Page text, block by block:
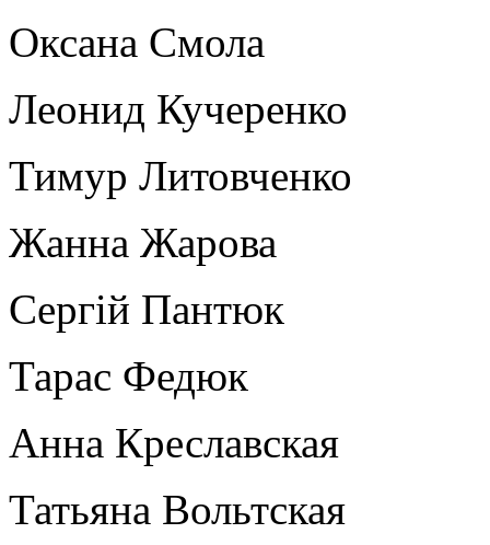
Оксана Смола
Леонид Кучеренко
Тимур Литовченко
Жанна Жарова
Сергій Пантюк
Тарас Федюк
Анна Креславская
Татьяна Вольтская